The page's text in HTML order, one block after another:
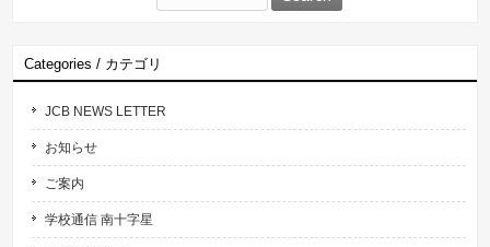
for:
Categories / カテゴリ
JCB NEWS LETTER
お知らせ
ご案内
学校通信 南十字星